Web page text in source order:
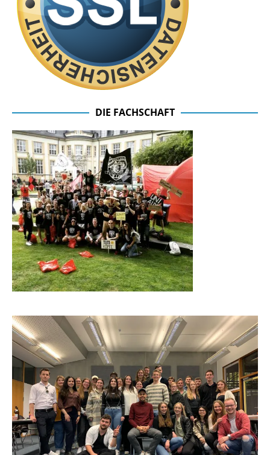
DIE FACHSCHAFT